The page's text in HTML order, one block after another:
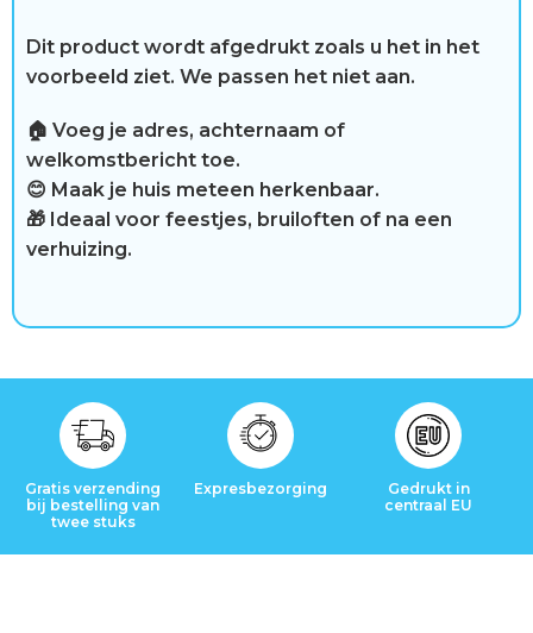
C
o
n
t
a
B
e
o
Dit product wordt afgedrukt zoals u het in het
voorbeeld ziet. We passen het niet aan.
🏠 Voeg je adres, achternaam of
welkomstbericht toe.
😊 Maak je huis meteen herkenbaar.
🎁 Ideaal voor feestjes, bruiloften of na een
verhuizing.
Gratis verzending
bij bestelling van
twee stuks
Expresbezorging
Gedrukt in
centraal EU